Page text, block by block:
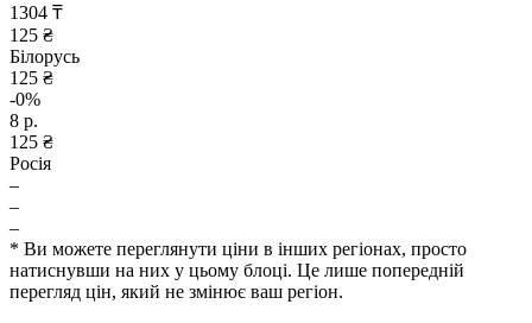
1304 ₸
125 ₴
Білорусь
125 ₴
-0%
8 р.
125 ₴
Росія
–
–
–
* Ви можете переглянути ціни в інших регіонах, просто
натиснувши на них у цьому блоці. Це лише попередній
перегляд цін, який не змінює ваш регіон.